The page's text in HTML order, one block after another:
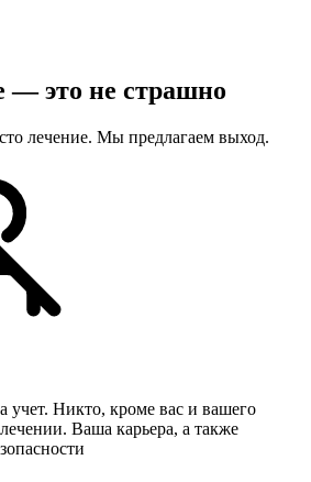
это не страшно
лечение. Мы предлагаем выход.
учет. Никто, кроме вас и вашего
лечении. Ваша карьера, а также